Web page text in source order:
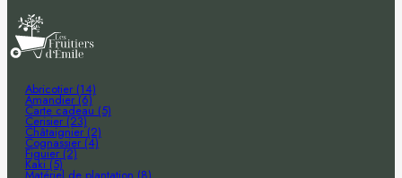
Abricotier (14)
Amandier (6)
Carte cadeau (5)
Cerisier (23)
Châtaignier (2)
Cognassier (4)
Figuier (2)
Kaki (5)